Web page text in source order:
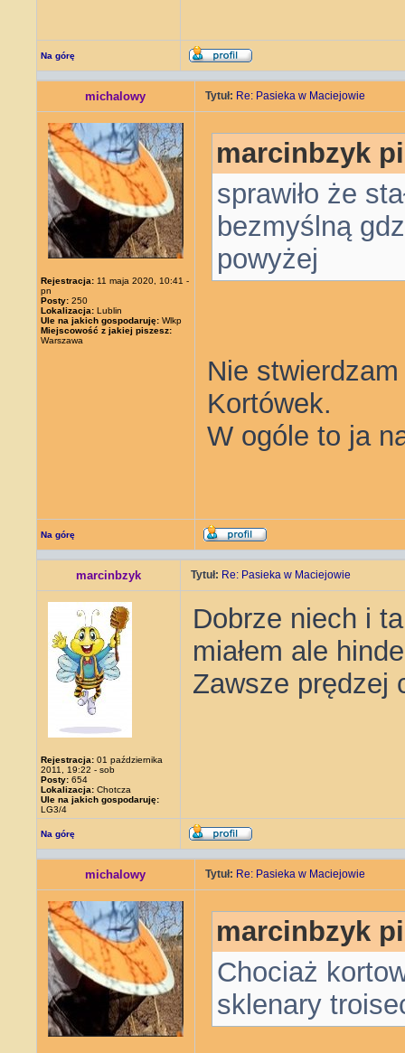
Na górę
michalowy Tytuł: Re: Pasieka w Maciejowie
Rejestracja: 11 maja 2020, 10:41 -
pn
Posty: 250
Lokalizacja: Lublin
Ule na jakich gospodaruję: Wlkp
Miejscowość z jakiej piszesz:
Warszawa
marcinbzyk
sprawiło że
bezmyślną
powyżej
Nie
Kortówek.
W ogóle to ja
Na górę
marcinbzyk Tytuł: Re: Pasieka w Maciejowie
Rejestracja: 01 października
2011, 19:22 - sob
Posty: 654
Lokalizacja: Chotcza
Ule na jakich gospodaruję:
LG3/4
Dobrze niech i
miałem ale
Zawsze prędzej
Na górę
michalowy Tytuł: Re: Pasieka w Maciejowie
marcinbzyk
Chociaż
sklenary